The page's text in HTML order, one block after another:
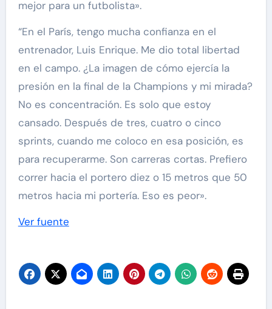
mejor para un futbolista».
“En el París, tengo mucha confianza en el
entrenador, Luis Enrique. Me dio total libertad
en el campo. ¿La imagen de cómo ejercía la
presión en la final de la Champions y mi mirada?
No es concentración. Es solo que estoy
cansado. Después de tres, cuatro o cinco
sprints, cuando me coloco en esa posición, es
para recuperarme. Son carreras cortas. Prefiero
correr hacia el portero diez o 15 metros que 50
metros hacia mi portería. Eso es peor».
Ver fuente